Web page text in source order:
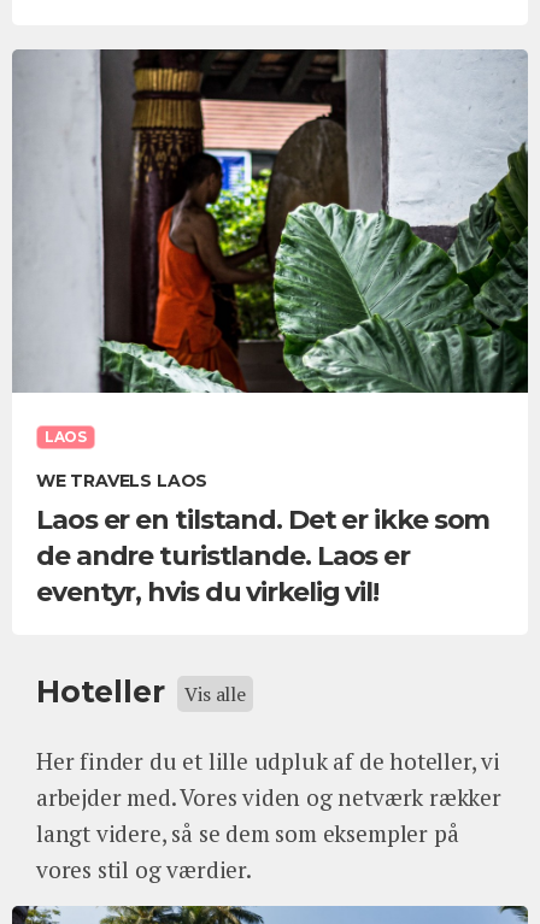
LAOS
WE TRAVELS LAOS
Laos er en tilstand. Det er ikke som
de andre turistlande. Laos er
eventyr, hvis du virkelig vil!
Hoteller Vis alle
Her finder du et lille udpluk af de hoteller, vi
arbejder med. Vores viden og netværk rækker
langt videre, så se dem som eksempler på
vores stil og værdier.